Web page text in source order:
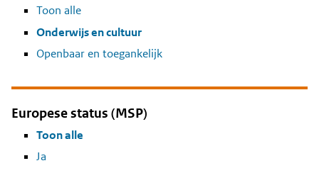
Toon alle
Onderwijs en cultuur
Openbaar en toegankelijk
Europese status (MSP)
Toon alle
Ja